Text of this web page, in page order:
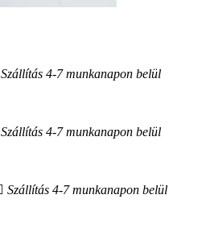
Szállítás 4-7 munkanapon belül
Szállítás 4-7 munkanapon belül
Szállítás 4-7 munkanapon belül